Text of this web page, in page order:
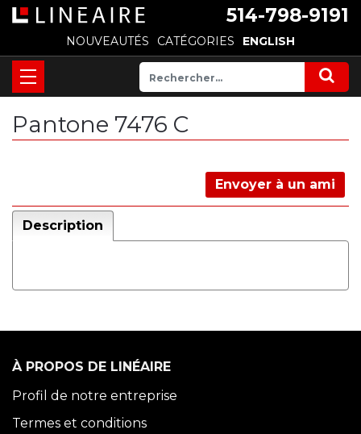
514-798-9191
NOUVEAUTÉS CATÉGORIES ENGLISH
Pantone 7476 C
Envoyer à un ami
Description
À PROPOS DE LINÉAIRE
Profil de notre entreprise
Termes et conditions